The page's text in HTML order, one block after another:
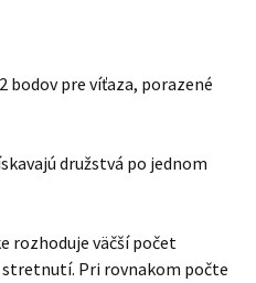
bodov pre víťaza, porazené
družstvá po jednom
rozhoduje väčší počet
stretnutí. Pri rovnakom počte